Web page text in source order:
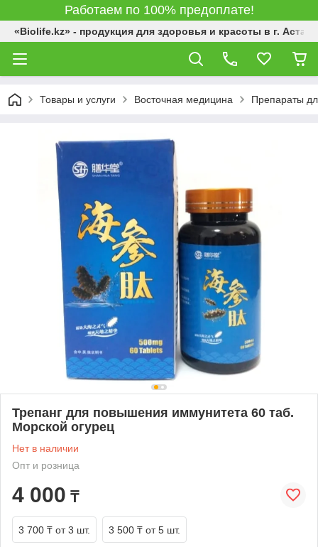
Работаем по 100% предоплате!
«Biolife.kz» - продукция для здоровья и красоты в г. Астана
Товары и услуги Восточная медицина Препараты
Трепанг для повышения иммунитета 60 таб.
Морской огурец
Нет в наличии
Опт и розница
4 000 ₸
3 700 ₸ от 3 шт. 3 500 ₸ от 5 шт.